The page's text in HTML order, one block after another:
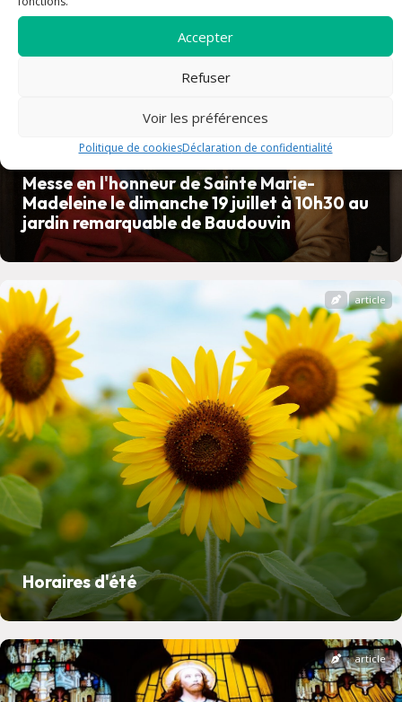
Accepter
Refuser
Voir les préférences
Politique de cookiesDéclaration de confidentialité
Messe en l'honneur de Sainte Marie-
Madeleine le dimanche 19 juillet à 10h30 au
jardin remarquable de Baudouvin
Horaires d'été
article
article